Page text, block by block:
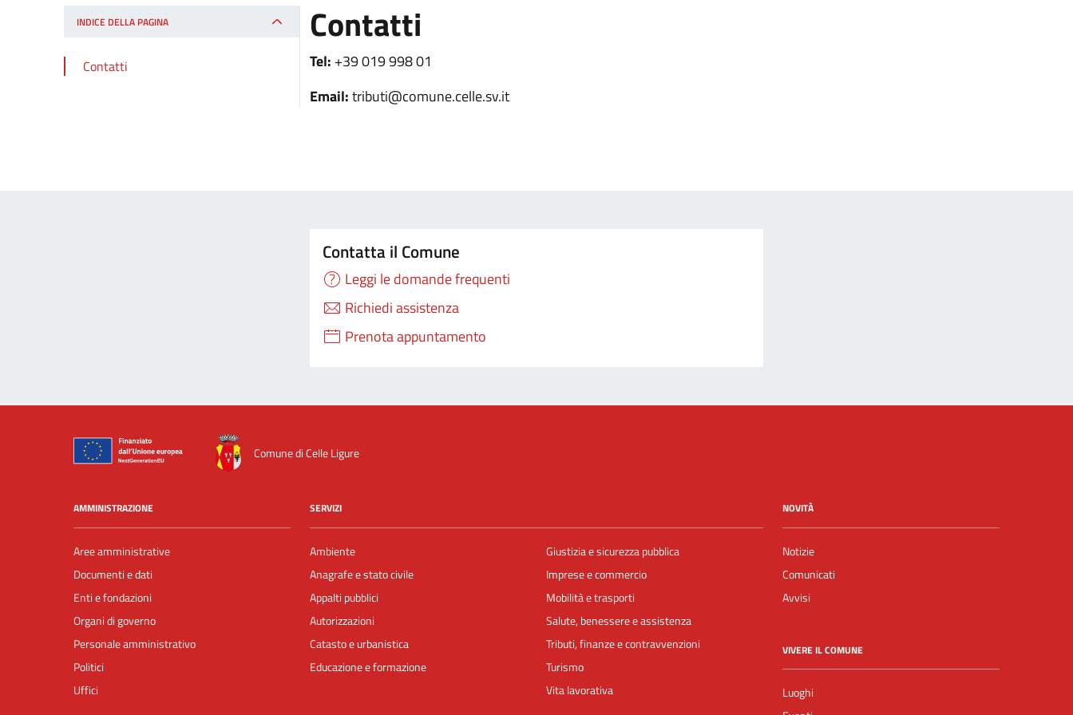
INDICE DELLA PAGINA
Contatti
Contatti
Tel: +39 019 998 01
Email:tributi@comune.celle.sv.it
Contatta il Comune
Leggi le domande frequenti
Richiedi assistenza
Prenota appuntamento
Comune di Celle Ligure
AMMINISTRAZIONE
Aree amministrative
Documenti e dati
Enti e fondazioni
Organi di governo
Personale amministrativo
Politici
Uffici
SERVIZI
Ambiente
Anagrafe e stato civile
Appalti pubblici
Autorizzazioni
Catasto e urbanistica
Educazione e formazione
Giustizia e sicurezza pubblica
Imprese e commercio
Mobilità e trasporti
Salute, benessere e assistenza
Tributi, finanze e contravvenzioni
Turismo
Vita lavorativa
NOVITÀ
Notizie
Comunicati
Avvisi
VIVERE IL COMUNE
Luoghi